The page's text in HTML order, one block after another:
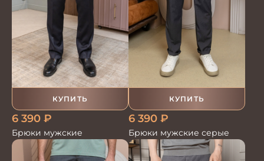
КУПИТЬ
6 390 ₽
Брюки мужские
КУПИТЬ
6 390 ₽
Брюки мужские серые